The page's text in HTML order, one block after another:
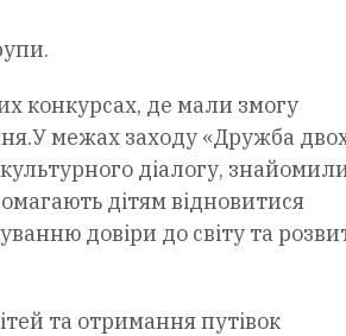
конкурсах, де мали змогу
межах заходу «Дружба
діалогу,
дітям відновитися
довіри до світу та
та отримання путівок